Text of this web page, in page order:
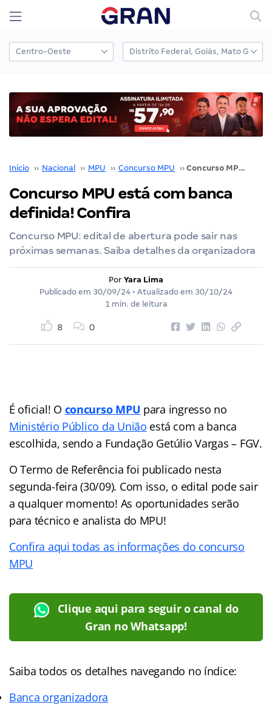
Início ›› Nacional ›› MPU ›› Concurso MPU ›› Concurso MPU está com banca definida! Confira
Concurso MPU está com banca
definida! Confira
Concurso MPU: edital de abertura pode sair nas
próximas semanas. Saiba detalhes da organizadora
Por Yara Lima
Publicado em 30/09/24 • Atualizado em 30/10/24
1 min. de leitura
8 0
É oficial! O concurso MPU para ingresso no
Ministério Público da União está com a banca
escolhida, sendo a Fundação Getúlio Vargas – FGV.
O Termo de Referência foi publicado nesta
segunda-feira (30/09). Com isso, o edital pode sair
a qualquer momento! As oportunidades serão
para técnico e analista do MPU!
Confira aqui todas as informações do concurso
MPU
Clique aqui para seguir o canal do
Gran no Whatsapp!
Saiba todos os detalhes navegando no índice:
Banca organizadora